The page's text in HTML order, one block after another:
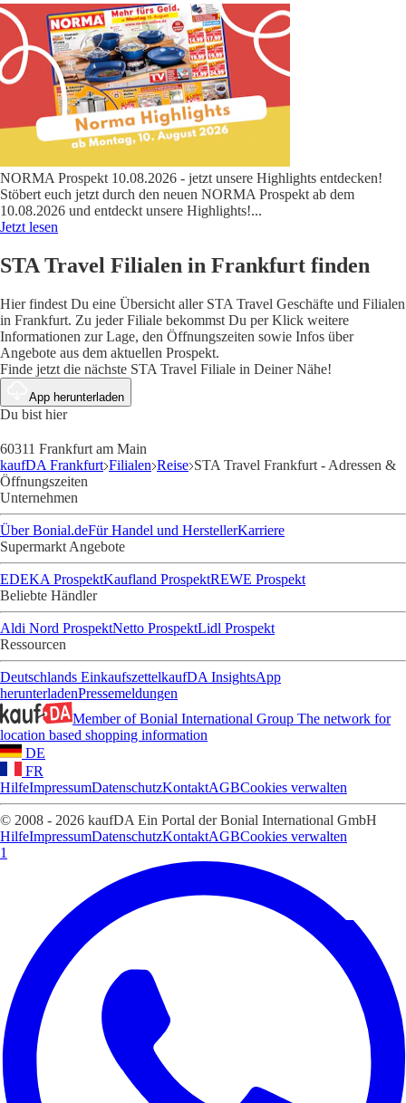
NORMA Prospekt 10.08.2026 - jetzt unsere Highlights entdecken!
Stöbert euch jetzt durch den neuen NORMA Prospekt ab dem
10.08.2026 und entdeckt unsere Highlights!...
Jetzt lesen
STA Travel Filialen in Frankfurt finden
Hier findest Du eine Übersicht aller STA Travel Geschäfte und Filialen
in Frankfurt. Zu jeder Filiale bekommst Du per Klick weitere
Informationen zur Lage, den Öffnungszeiten sowie Infos über
Angebote aus dem aktuellen Prospekt.
Finde jetzt die nächste STA Travel Filiale in Deiner Nähe!
App herunterladen
Du bist hier
60311 Frankfurt am Main
kaufDA Frankfurt Filialen Reise STA Travel Frankfurt - Adressen &
Öffnungszeiten
Unternehmen
Über Bonial.deFür Handel und HerstellerKarriere
Supermarkt Angebote
EDEKA ProspektKaufland ProspektREWE Prospekt
Beliebte Händler
Aldi Nord ProspektNetto ProspektLidl Prospekt
Ressourcen
Deutschlands EinkaufszettelkaufDA InsightsApp
herunterladenPressemeldungen
Member of Bonial International Group The network for
location based shopping information
DE
FR
HilfeImpressumDatenschutzKontaktAGBCookies verwalten
© 2008 - 2026 kaufDA Ein Portal der Bonial International GmbH
HilfeImpressumDatenschutzKontaktAGBCookies verwalten
1